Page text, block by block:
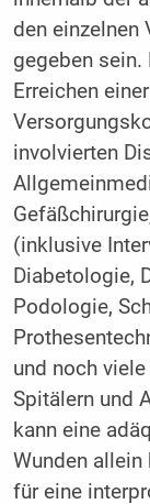
den einzelnen
gegeben sein.
Erreichen
involvierten
(inklusive
Diabetologie,
Podologie,
und noch
Spitälern und
kann eine
Wunden
für eine